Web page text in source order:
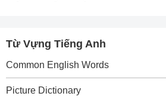
Từ Vựng Tiếng Anh
Common English Words
Picture Dictionary